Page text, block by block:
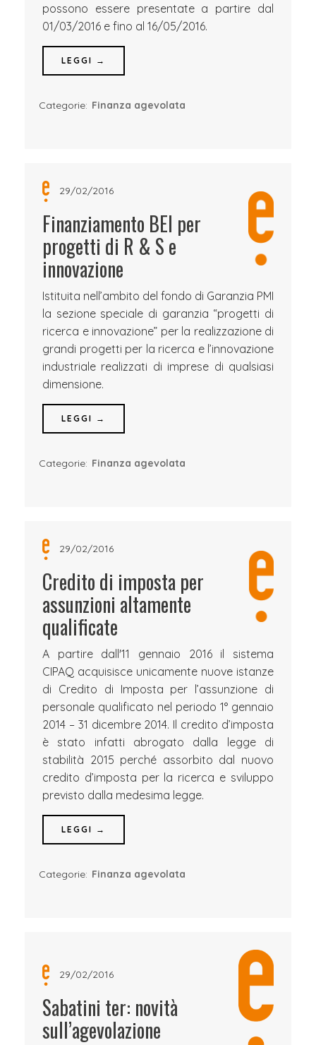
possono essere presentate a partire dal
01/03/2016 e fino al 16/05/2016.
LEGGI →
Categorie: Finanza agevolata
29/02/2016
Finanziamento BEI per
progetti di R & S e
innovazione
Istituita nell’ambito del fondo di Garanzia PMI
la sezione speciale di garanzia “progetti di
ricerca e innovazione” per la realizzazione di
grandi progetti per la ricerca e l’innovazione
industriale realizzati di imprese di qualsiasi
dimensione.
LEGGI →
Categorie: Finanza agevolata
29/02/2016
Credito di imposta per
assunzioni altamente
qualificate
A partire dall'11 gennaio 2016 il sistema
CIPAQ acquisisce unicamente nuove istanze
di Credito di Imposta per l’assunzione di
personale qualificato nel periodo 1° gennaio
2014 – 31 dicembre 2014. Il credito d’imposta
è stato infatti abrogato dalla legge di
stabilità 2015 perché assorbito dal nuovo
credito d’imposta per la ricerca e sviluppo
previsto dalla medesima legge.
LEGGI →
Categorie: Finanza agevolata
29/02/2016
Sabatini ter: novità
sull’agevolazione